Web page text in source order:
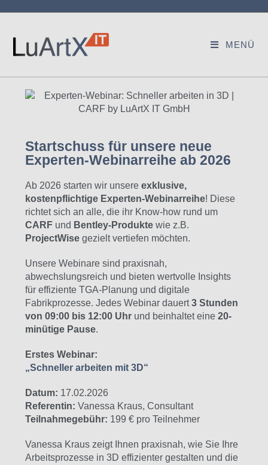
MENÜ
Startschuss für unsere neue
Experten-Webinarreihe ab 2026
Ab 2026 starten wir unsereexklusive,
kostenpflichtige Experten-Webinarreihe! Diese
richtet sich an alle, die ihr Know-how rund um
CARF und Bentley-Produkte wie z.B.
ProjectWise gezielt vertiefen möchten.
Unsere Webinare sind praxisnah,
abwechslungsreich und bieten wertvolle Insights
für effiziente TGA-Planung und digitale
Fabrikprozesse. Jedes Webinar dauert3 Stunden
von 09:00 bis 12:00 Uhr und beinhaltet eine20-
minütige Pause.
Erstes Webinar:
„Schneller arbeiten mit 3D“
Datum: 17.02.2026
Referentin: Vanessa Kraus, Consultant
Teilnahmegebühr: 199 € pro Teilnehmer
Vanessa Kraus zeigt Ihnen praxisnah, wie Sie Ihre
Arbeitsprozesse in 3D effizienter gestalten und die